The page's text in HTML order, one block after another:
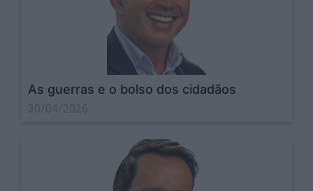
As guerras e o bolso dos cidadãos